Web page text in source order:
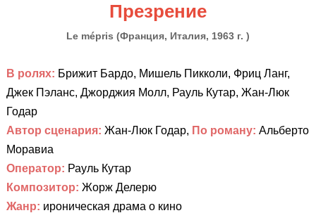
Презрение
Le mépris (Франция, Италия, 1963 г. )
В ролях: Брижит Бардо, Мишель Пикколи, Фриц Ланг,
Джек Пэланс, Джорджия Молл, Рауль Кутар, Жан-Люк
Годар
Автор сценария: Жан-Люк Годар, По роману: Альберто
Моравиа
Оператор: Рауль Кутар
Композитор: Жорж Делерю
Жанр: ироническая драма о кино